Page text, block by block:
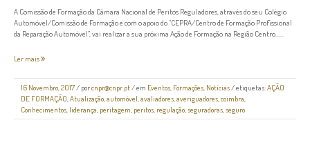
A Comissão de Formação da Câmara Nacional de Peritos Reguladores, através do seu Colégio
Automóvel/Comissão de Formação e com o apoio do “CEPRA/Centro de Formação Profissional
da Reparação Automóvel”, vai realizar a sua próxima Ação de Formação na Região Centro......
Ler mais
16 Novembro, 2017/ porcnpr@cnpr.pt/ em Eventos, Formações, Notícias/ etiquetas:AÇÃO
DE FORMAÇÃO,Atualização,automóvel,avaliadores,averiguadores,coimbra,
Conhecimentos, liderança, peritagem, peritos, regulação,seguradoras,seguro